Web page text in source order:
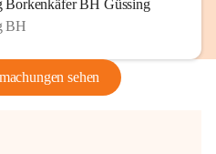
Borkenkäfer BH Güssing
BH
sehen